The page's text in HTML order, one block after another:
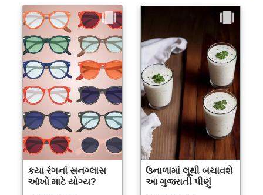
કયા રંગનાં સનગ્લાસ
આંખો માટે યોગ્ય?
ઉનાળામાં લૂથી બચાવશે
આ ગુજરાતી પીણું